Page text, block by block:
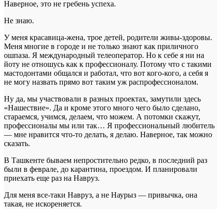
Наверное, это не гребень успеха.
Не знаю.
У меня красавица-жена, трое детей, родители живы-здоровы.
Меня многие в городе и не только знают как приличного
ошпаза. Я международный телеоператор. Но к себе я ни на
йоту не отношусь как к профессионалу. Потому что с такими
мастодонтами общался и работал, что вот кого-кого, а себя я
не могу назвать прямо вот таким уж распрофессионалом.
Ну да, мы участвовали в разных проектах, замутили здесь
«Нашествие». Да и кроме этого много чего было сделано,
стараемся, учимся, делаем, что можем. А потомки скажут,
профессионалы мы или так… Я профессиональный любитель
— мне нравится что-то делать, я делаю. Наверное, так можно
сказать.
В Ташкенте бываем непростительно редко, в последний раз
были в феврале, до карантина, проездом. И планировали
приехать еще раз на Навруз.
Для меня все-таки Навруз, а не Наурыз — привычка, она
такая, не искореняется.